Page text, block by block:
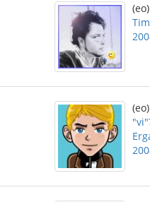
(eo)
(eo)